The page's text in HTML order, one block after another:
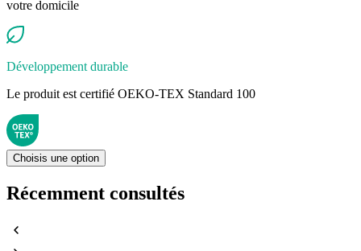
votre domicile
Développement durable
Le produit est certifié OEKO-TEX Standard 100
Choisis une option
Récemment consultés